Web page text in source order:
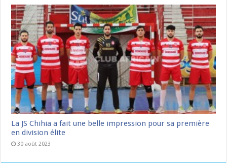
La JS Chihia a fait une belle impression pour sa première
en division élite
30 août 2023